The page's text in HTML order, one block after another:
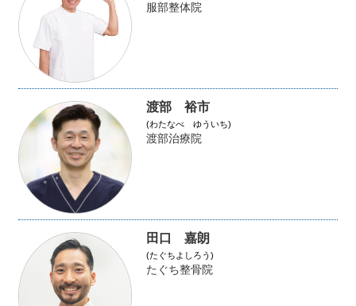
服部整体院
渡部 裕市
(わたなべ ゆういち)
渡部治療院
田口 嘉朗
(たぐちよしろう)
たぐち整骨院